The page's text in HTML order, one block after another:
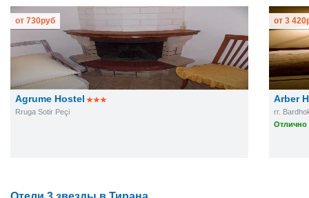
Agrume Hostel
Rruga Sotir Peçi
от 730руб
Arber
rr.
Отлично
от 3 420